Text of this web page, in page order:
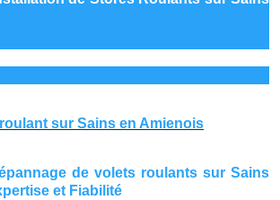
sur Sains en Amienois
de volets roulants sur Sains
et Fiabilité